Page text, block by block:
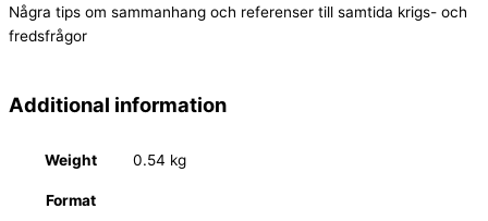
Några tips om sammanhang och referenser till samtida krigs- och
fredsfrågor
Additional information
Weight 0.54 kg
Format